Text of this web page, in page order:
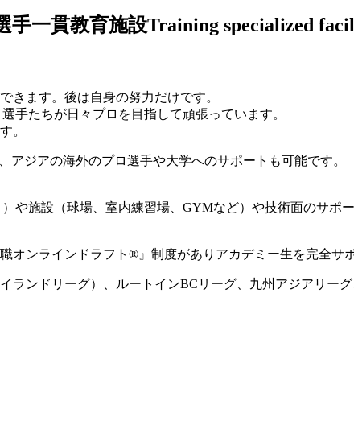
手一貫教育施設Training specialized
きます。後は自身の努力だけです。
手たちが日々プロを目指して頑張っています。
。
ジアの海外のプロ選手や大学へのサポートも可能です。
や施設（球場、室内練習場、GYMなど）や技術面のサポ
オンラインドラフト®』制度がありアカデミー生を完全サ
ランドリーグ）、ルートインBCリーグ、九州アジアリー